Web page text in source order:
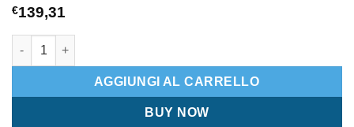
€139,31
Hsquin quantità
AGGIUNGI AL CARRELLO
BUY NOW